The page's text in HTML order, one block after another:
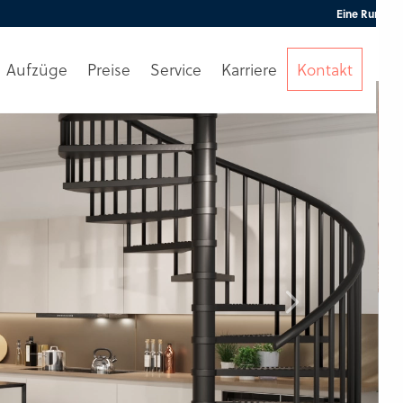
Aufzüge Preise Service Karriere Kontakt
Beratunganfordern